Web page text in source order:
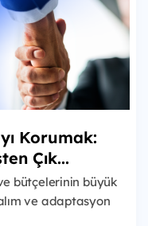
Korumak:
Çık...
bütçelerinin büyük
ve adaptasyon